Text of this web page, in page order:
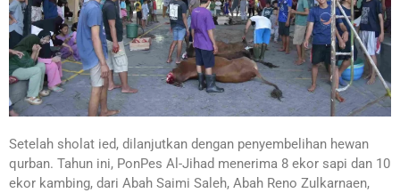
Setelah sholat ied, dilanjutkan dengan penyembelihan hewan
qurban. Tahun ini, PonPes Al-Jihad menerima 8 ekor sapi dan 10
ekor kambing, dari Abah Saimi Saleh, Abah Reno Zulkarnaen,